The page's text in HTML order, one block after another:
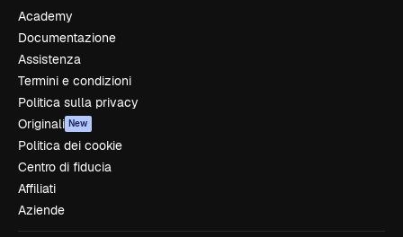
Academy
Documentazione
Assistenza
Termini e condizioni
Politica sulla privacy
Originali New
Politica dei cookie
Centro di fiducia
Affiliati
Aziende